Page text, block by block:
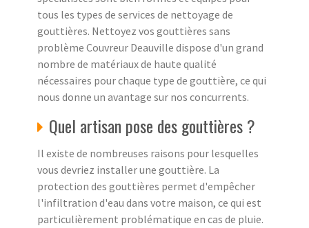
tous les types de services de nettoyage de
gouttières. Nettoyez vos gouttières sans
problème Couvreur Deauville dispose d'un grand
nombre de matériaux de haute qualité
nécessaires pour chaque type de gouttière, ce qui
nous donne un avantage sur nos concurrents.
Quel artisan pose des gouttières ?
Il existe de nombreuses raisons pour lesquelles
vous devriez installer une gouttière. La
protection des gouttières permet d'empêcher
l'infiltration d'eau dans votre maison, ce qui est
particulièrement problématique en cas de pluie.